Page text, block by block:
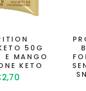
50G
E MANGO
KETO